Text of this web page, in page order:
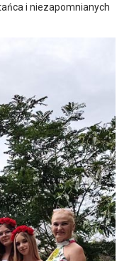
i niezapomnianych